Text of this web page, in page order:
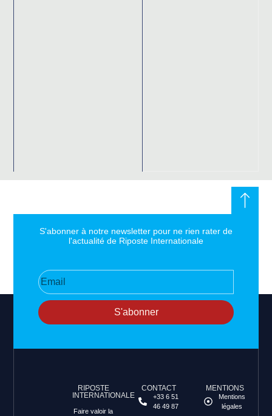
S'abonner à notre newsletter pour ne rien rater de
l'actualité de Riposte Internationale
S'abonner
RIPOSTE
INTERNATIONALE
Faire valoir la
CONTACT
+33 6 51
46 49 87
MENTIONS
Mentions
légales